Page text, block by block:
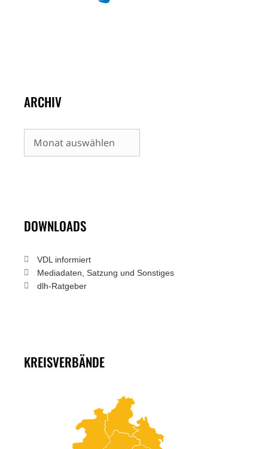
ARCHIV
Archiv
DOWNLOADS
VDL informiert
Mediadaten, Satzung und Sonstiges
dlh-Ratgeber
KREISVERBÄNDE